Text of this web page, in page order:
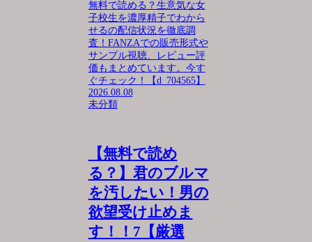
無料で読める？生意気な女
子校生を濃厚精子でわから
せるの配信状況を徹底調
査！FANZAでの販売形式や
サンプル視聴、レビュー評
価もまとめています。今す
ぐチェック！【d_704565】
2026.08.08
未分類
【無料で読め
る？】君のブルマ
を汚したい！男の
欲望受け止めま
す！！7【厳選